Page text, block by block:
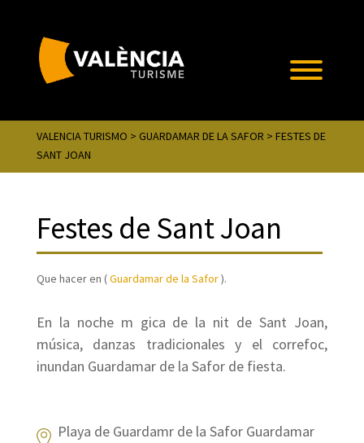
VALENCIA TURISMO > GUARDAMAR DE LA SAFOR > FESTES DE
SANT JOAN
Festes de Sant Joan
Que hacer en (Guardamar de la Safor).
En la noche m gica de la nit de Sant Joan,
música, danzas tradicionales y el correfoc,
inundan Guardamar de la Safor de fiesta.
Playa de Guardamr de la Safor Guardamar